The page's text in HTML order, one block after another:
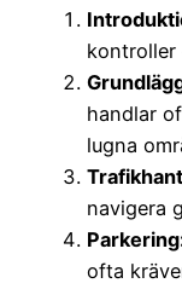
kontroller
handlar
lugna
navigera
ofta